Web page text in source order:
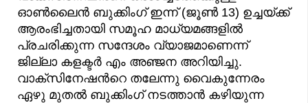
ഓണ്‍ലൈന്‍ ബുക്കിംഗ് ഇന്ന് (ജൂണ്‍ 13) ഉച്ചയ്ക്ക്
ആരംഭിച്ചതായി സമൂഹ മാധ്യമങ്ങളില്‍
പ്രചരിക്കുന്ന സന്ദേശം വ്യാജമാണെന്ന്
ജില്ലാ കളക്ടര്‍ എം അഞ്ജന അറിയിച്ചു.
വാക്‌സിനേഷന്‍റെ തലേന്നു വൈകുന്നേരം
ഏഴു മുതല്‍ ബുക്കിംഗ് നടത്താന്‍ കഴിയുന്ന